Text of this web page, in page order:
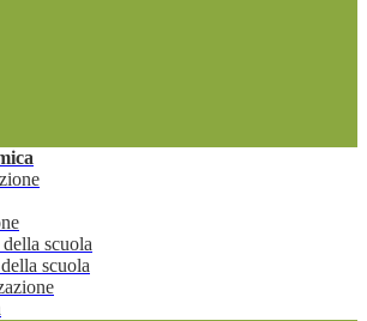
scuola
scuola